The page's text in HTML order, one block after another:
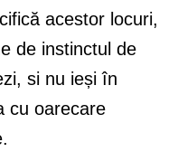
acestor locuri,
de instinctul de
si nu ieși în
cu oarecare